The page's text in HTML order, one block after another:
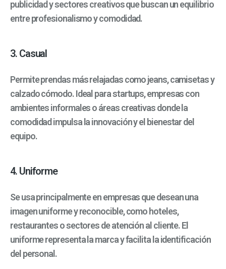
publicidad y sectores creativos que buscan un equilibrio
entre profesionalismo y comodidad.
3. Casual
Permite prendas más relajadas como jeans, camisetas y
calzado cómodo. Ideal para startups, empresas con
ambientes informales o áreas creativas donde la
comodidad impulsa la innovación y el bienestar del
equipo.
4. Uniforme
Se usa principalmente en empresas que desean una
imagen uniforme y reconocible, como hoteles,
restaurantes o sectores de atención al cliente. El
uniforme representa la marca y facilita la identificación
del personal.